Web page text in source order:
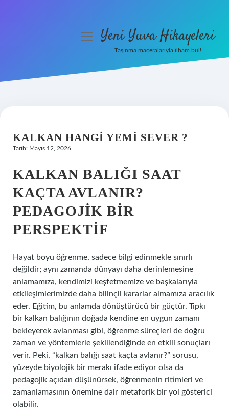
Hakkımızda
menüyüYeni Yuva Hikayeleri
Taşınma maceralarıyla ilham bul!
KALKAN HANGI YEMI SEVER ?
Tarih: Mayıs 12, 2026
KALKAN BALIĞI SAAT
KAÇTA AVLANIR?
PEDAGOJIK BIR
PERSPEKTIF
Hayat boyu öğrenme, sadece bilgi edinmekle sınırlı
değildir; aynı zamanda dünyayı daha derinlemesine
anlamamıza, kendimizi keşfetmemize ve başkalarıyla
etkileşimlerimizde daha bilinçli kararlar almamıza aracılık
eder. Eğitim, bu anlamda dönüştürücü bir güçtür. Tıpkı
bir kalkan balığının doğada kendine en uygun zamanı
bekleyerek avlanması gibi, öğrenme süreçleri de doğru
zaman ve yöntemlerle şekillendiğinde en etkili sonuçları
verir. Peki, “kalkan balığı saat kaçta avlanır?” sorusu,
yüzeyde biyolojik bir merakı ifade ediyor olsa da
pedagojik açıdan düşünürsek, öğrenmenin ritimleri ve
zamanlamasının önemine dair metaforik bir yol gösterici
olabilir.